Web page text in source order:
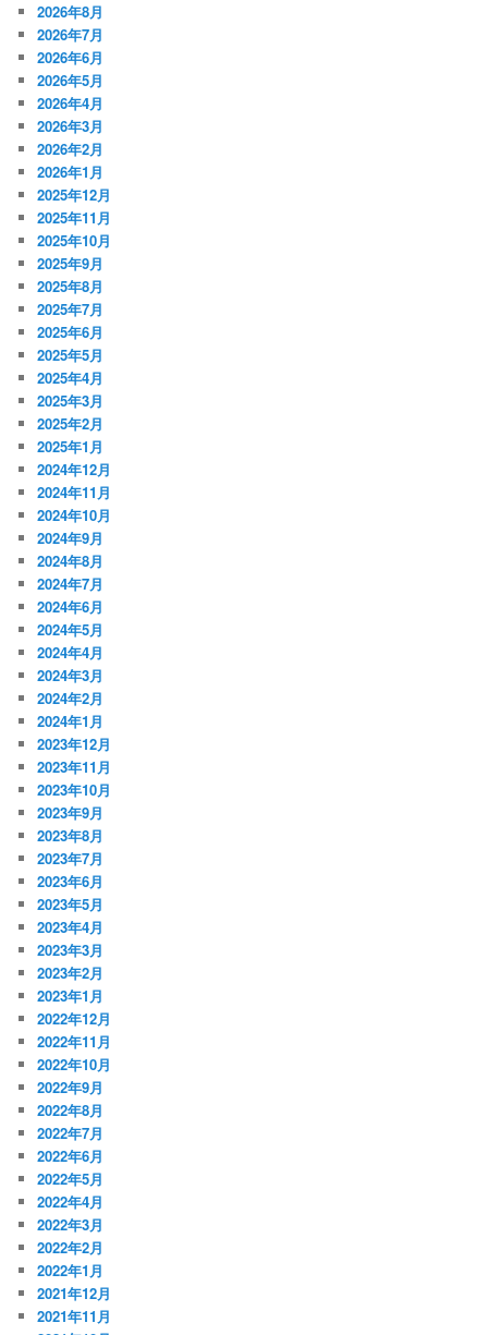
2026年8月
2026年7月
2026年6月
2026年5月
2026年4月
2026年3月
2026年2月
2026年1月
2025年12月
2025年11月
2025年10月
2025年9月
2025年8月
2025年7月
2025年6月
2025年5月
2025年4月
2025年3月
2025年2月
2025年1月
2024年12月
2024年11月
2024年10月
2024年9月
2024年8月
2024年7月
2024年6月
2024年5月
2024年4月
2024年3月
2024年2月
2024年1月
2023年12月
2023年11月
2023年10月
2023年9月
2023年8月
2023年7月
2023年6月
2023年5月
2023年4月
2023年3月
2023年2月
2023年1月
2022年12月
2022年11月
2022年10月
2022年9月
2022年8月
2022年7月
2022年6月
2022年5月
2022年4月
2022年3月
2022年2月
2022年1月
2021年12月
2021年11月